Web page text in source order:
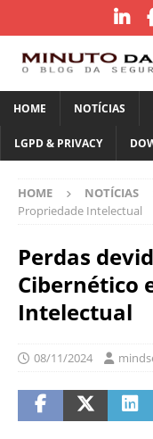
HOME NOTÍCIAS
LGPD & PRIVACY
HOME NOTÍCIAS
Propriedade Intelectual
Perdas
Cibernético
Intelectual
08/11/2024